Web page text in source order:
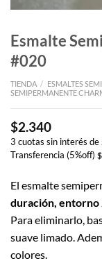
Esmalte
#020
TIENDA / ESMALTES
SEMIPERMANENTE
$2.340
3 cuotas sin interés de
Transferencia (5%off) $
El esmalte
duración, entorno
Para eliminarlo,
suave limado.
colores.